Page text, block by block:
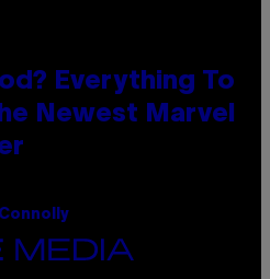
Everything To
Newest Marvel